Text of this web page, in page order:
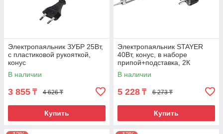
Электропаяльник ЗУБР 25Вт,
с пластиковой рукояткой,
конус
В наличии
3 855 ₸ 4 626 ₸
Купить
Электропаяльник STAYER
40Вт, конус, в наборе
припой+подставка, 2К
рукоятка, PROTerm
В наличии
5 228 ₸ 6 273 ₸
Купить